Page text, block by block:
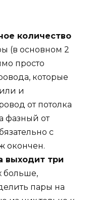
количество
(в основном 2
просто
которые
и
от потолка
фазный от
с
окончен.
выходит три
больше,
пары на